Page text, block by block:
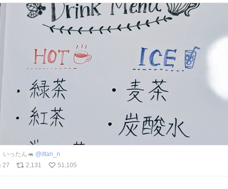
いったん🦛 @ittan_n
27
2,131 51,105